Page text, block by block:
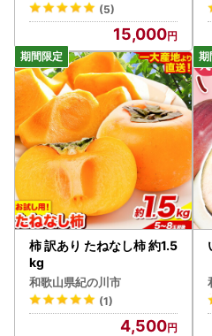
(5)
15,000
柿 訳あり たねなし柿 約1.5
kg
和歌山県紀の川市
(1)
4,500